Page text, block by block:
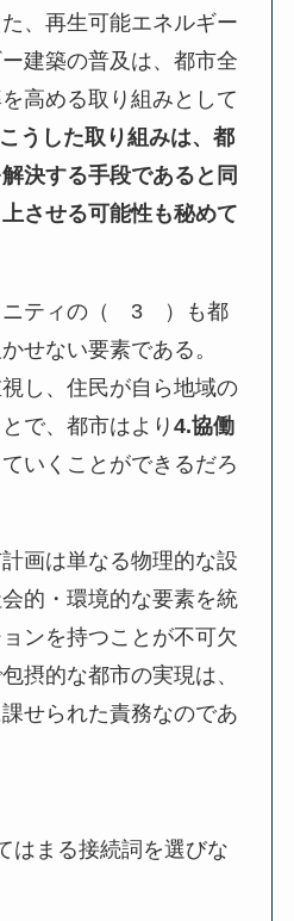
、再生可能エネルギー
建築の普及は、都市全
高める取り組みとして
うした取り組みは、都
決する手段であると同
させる可能性も秘めて
ニティの（ 3 ）も都
せない要素である。
し、住民が自ら地域の
で、都市はより4.協働
いくことができるだろ
画は単なる物理的な設
的・環境的な要素を統
ンを持つことが不可欠
摂的な都市の実現は、
せられた責務なのであ
まる接続詞を選びな